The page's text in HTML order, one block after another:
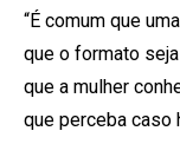
“É comum que
que o formato
que a mulher
que perceba caso